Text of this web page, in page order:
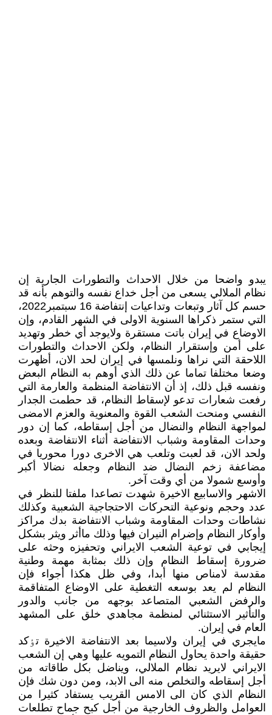
يبدو واضحا من خلال الاحداث والتطورات الجارية إن
نظام الملالي يسعى من أجل خداع نفسه والتوهم بأنه قد
حسم کل آثار وتبعات وتداعيات إنتفاضة 16 سبتمبر2022،
التي ستمر ذکراها السنوية الاولى في الشهر القادم، وإن
الاوضاع في إيران باتت مستقرة ولايوجد أي خطر وتهديد
على أمن وإستقرار النظام، ولکن الاحداث والتطورات
اللاحقة التي نراها ونلمسها في إيران لحد الان، أظهرت
وضعا مختلفا تماما عن ذلك الذي أوهم به النظام البعض
ونفسه قبل ذلك، إذ أن الانتفاضة المنظمة والعارمة التي
رفعت شعارات تدعو لإسقاط النظام، قد حطمت الجدار
النفسي ومنحت الشعب القوة والمعنوية والعزم الامضى
لمواجهة النظام والنضال من أجل إسقاطه، کما إن دور
وحدات المقاومة وشباب الانتفاضة أثناء الانتفاضة وبعده
ولحد الان، قد لعبت وتلعب هي الاخرى دورا محوريا في
مضاعفة زخم النضال ضد النظام وجعله نضالا أکبر
وأوسع شمولا من أي وقت آخر.
الاشهر والاسابيع الاخيرة شهدت تصاعدا ملفتا للنظر في
عدد وحجم ونوعية التحرکات الاحتجاجية الشعبية وکذلك
نشاطات وحدات المقاومة وشباب الانتفاضة بدك مراکز
وأوکار النظام وإضرام النيران فيها وذلك ماأثر ويثر بشکل
إيجابي في توعية الشعب الايراني وتحفيزه وحثه على
ضرورة إسقاط النظام وإن ذلك بمثابة مهمة وطنية
مقدسة لامناص منها أبدا، وفي ظل هکذا أجواء فإن
النظام لم يعد بوسعه التغطية على الاوضاع المتفاقمة
والرفض الشعبي المتصاعد بوجهه من جانب والدور
والتأثير الاستثنائي لمنظمة مجاهدي خلق على المشهد
العام في إيران.
مايجري في إيران ولاسيما بعد الانتفاضة الاخيرة تٶکد
حقيقة واحدة يحاول النظام التمويه عليها وهي إن الشعب
الايراني لايريد نظام الملالي، ويناضل بکل طاقاته من
أجل إسقاطه والتخلص منه الى الابد، ومن دون شك فإن
النظام الذي کان الى الامس القريب يستفاد کثيرا من
العوامل والظروف الخارجية من أجل کبح جماح تطلعات